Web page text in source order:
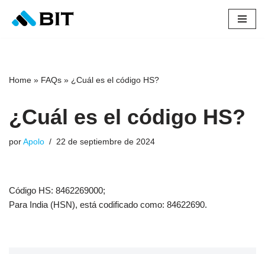
Home » FAQs » ¿Cuál es el código HS?
¿Cuál es el código HS?
por Apolo 22 de septiembre de 2024
Código HS: 8462269000;
Para India (HSN), está codificado como: 84622690.